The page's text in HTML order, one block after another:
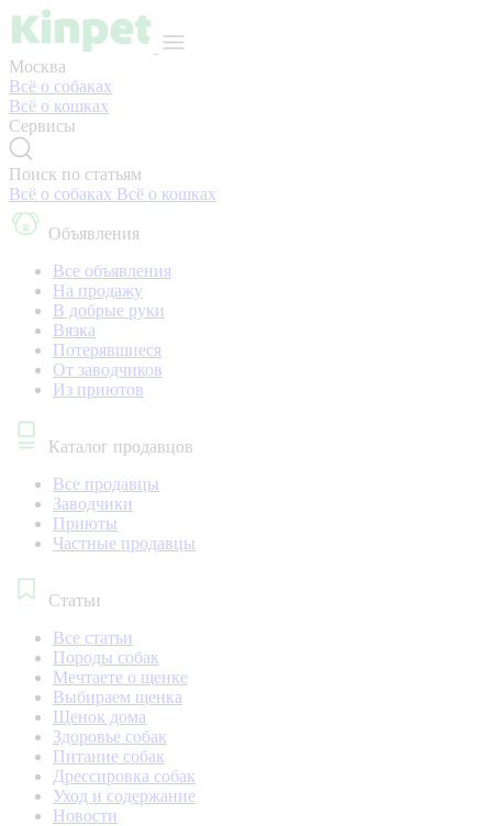
Москва
Всё о собаках
Всё о кошках
Сервисы
Поиск по статьям
Всё о собаках Всё о кошках
Объявления
Все объявления
На продажу
В добрые руки
Вязка
Потерявшиеся
От заводчиков
Из приютов
Каталог продавцов
Все продавцы
Заводчики
Приюты
Частные продавцы
Статьи
Все статьи
Породы собак
Мечтаете о щенке
Выбираем щенка
Щенок дома
Здоровье собак
Питание собак
Дрессировка собак
Уход и содержание
Новости